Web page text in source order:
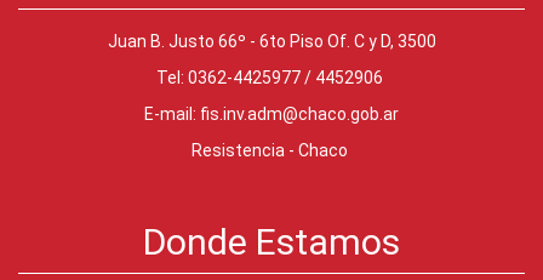
Juan B. Justo 66º - 6to Piso Of. C y D, 3500
Tel: 0362-4425977 / 4452906
E-mail: fis.inv.adm@chaco.gob.ar
Resistencia - Chaco
Donde Estamos